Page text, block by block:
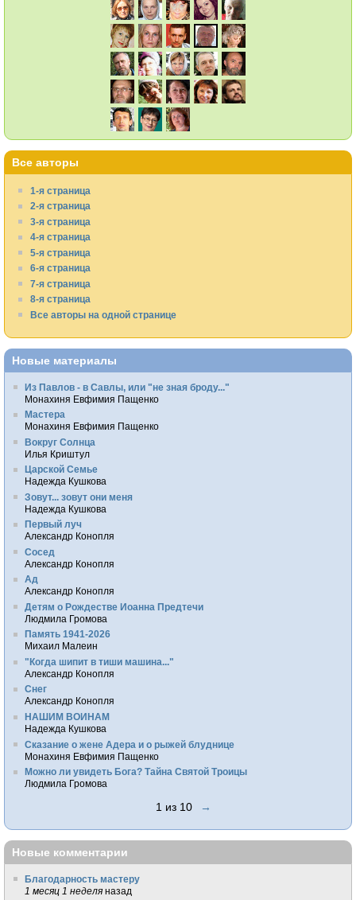
Все авторы
1-я страница
2-я страница
3-я страница
4-я страница
5-я страница
6-я страница
7-я страница
8-я страница
Все авторы на одной странице
Новые материалы
Из Павлов - в Савлы, или "не зная броду..."
Монахиня Евфимия Пащенко
Мастера
Монахиня Евфимия Пащенко
Вокруг Солнца
Илья Криштул
Царской Семье
Надежда Кушкова
Зовут... зовут они меня
Надежда Кушкова
Первый луч
Александр Конопля
Сосед
Александр Конопля
Ад
Александр Конопля
Детям о Рождестве Иоанна Предтечи
Людмила Громова
Память 1941-2026
Михаил Малеин
"Когда шипит в тиши машина..."
Александр Конопля
Снег
Александр Конопля
НАШИМ ВОИНАМ
Надежда Кушкова
Сказание о жене Адера и о рыжей блуднице
Монахиня Евфимия Пащенко
Можно ли увидеть Бога? Тайна Святой Троицы
Людмила Громова
1 из 10 →
Новые комментарии
Благодарность мастеру
1 месяц 1 неделя назад